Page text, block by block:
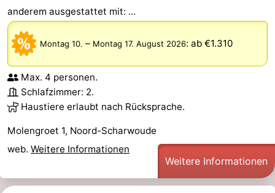
anderem ausgestattet mit: ...
Montag 10. – Montag 17. August 2026: ab €1.310
Max. 4 personen.
Schlafzimmer: 2.
Haustiere erlaubt nach Rücksprache.
Molengroet 1, Noord-Scharwoude
web. Weitere Informationen
Weitere Informationen